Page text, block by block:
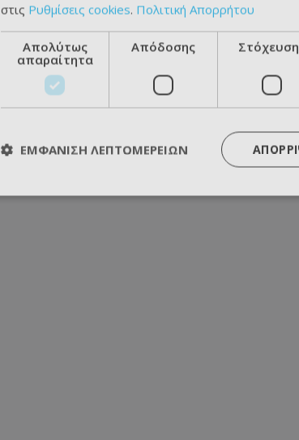
στις Ρυθμίσεις cookies. Πολιτική Απορρήτου
Απολύτως
απαραίτητα
Απόδοσης
ΕΜΦΆΝΙΣΗ ΛΕΠΤΟΜΕΡΕΙΏΝ